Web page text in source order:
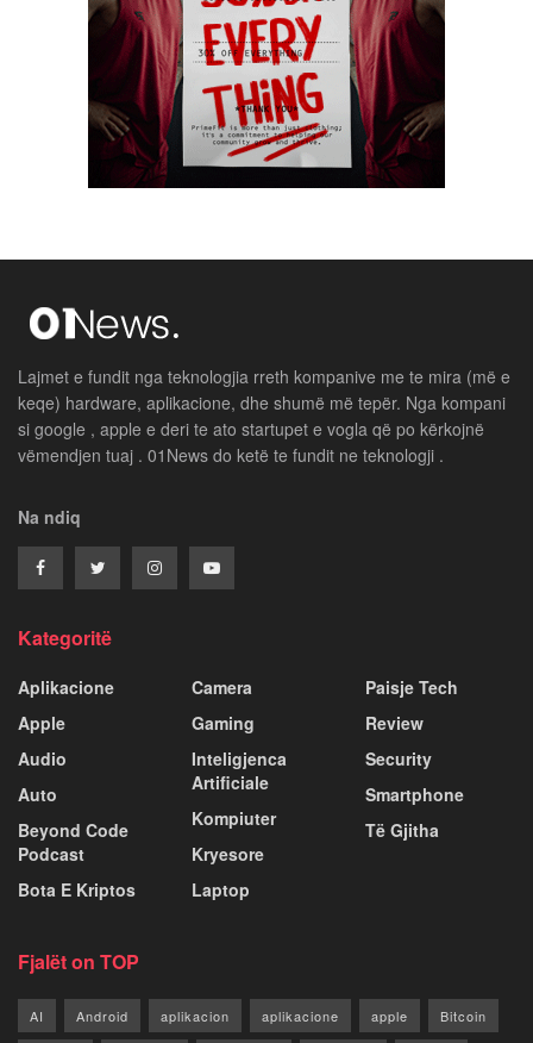
Lajmet e fundit nga teknologjia rreth kompanive me te mira (më e
keqe) hardware, aplikacione, dhe shumë më tepër. Nga kompani
si google , apple e deri te ato startupet e vogla që po kërkojnë
vëmendjen tuaj . 01News do ketë te fundit ne teknologji .
Na ndiq
Kategoritë
Aplikacione
Apple
Audio
Auto
Beyond Code
Podcast
Bota E Kriptos
Camera
Gaming
Inteligjenca
Artificiale
Kompiuter
Kryesore
Laptop
Paisje Tech
Review
Security
Smartphone
Të Gjitha
Fjalët on TOP
AI Android aplikacion aplikacione apple Bitcoin